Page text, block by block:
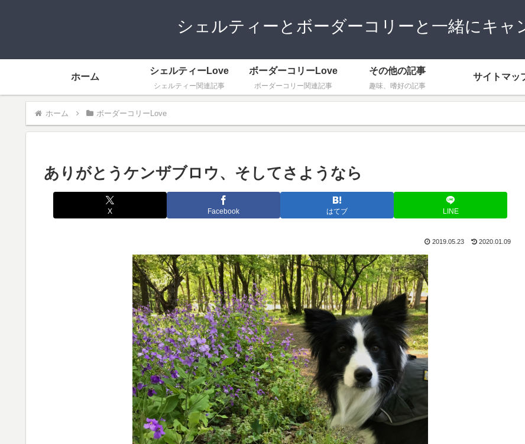
シェルティーとボーダーコリーと一緒にキャ
ホーム
シェルティーLove
シェルティー関連記事
ボーダーコリーLove
ボーダーコリー関連記事
その他の記事
趣味、嗜好の記事
サイトマッ
ホーム ボーダーコリーLove
ありがとうケンザブロウ、そしてさようなら
X Facebook はてブ LINE
2019.05.23 2020.01.09